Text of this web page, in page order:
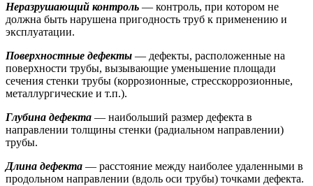
Неразрушающий контроль — контроль, при котором не
должна быть нарушена пригодность труб к применению и
эксплуатации.
Поверхностные дефекты — дефекты, расположенные на
поверхности трубы, вызывающие уменьшение площади
сечения стенки трубы (коррозионные, стресскоррозионные,
металлургические и т.п.).
Глубина дефекта — наибольший размер дефекта в
направлении толщины стенки (радиальном направлении)
трубы.
Длина дефекта — расстояние между наиболее удаленными в
продольном направлении (вдоль оси трубы) точками дефекта.